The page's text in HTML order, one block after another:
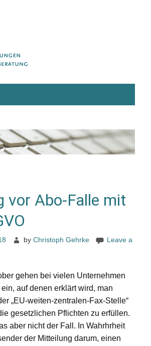
vor Abo-Falle mit
byChristoph Gehrke
Leave a
gehen bei vielen Unternehmen
auf denen erklärt wird, man
„EU-weiten-zentralen-Fax-Stelle“
gesetzlichen Pflichten zu erfüllen.
aber nicht der Fall. In Wahrhrheit
der Mitteilung darum, einen